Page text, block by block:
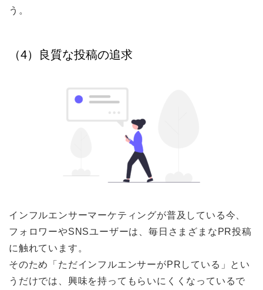
う。
（4）良質な投稿の追求
インフルエンサーマーケティングが普及している今、
フォロワーやSNSユーザーは、毎日さまざまなPR投稿
に触れています。
そのため「ただインフルエンサーがPRしている」とい
うだけでは、興味を持ってもらいにくくなっているで